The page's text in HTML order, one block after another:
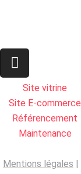
Site vitrine
Site E-commerce
Référencement
Maintenance
Mentions légales |